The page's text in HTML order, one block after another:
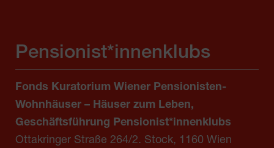
Pensionist*innenklubs
Fonds Kuratorium Wiener Pensionisten-
Wohnhäuser – Häuser zum Leben,
Geschäftsführung Pensionist*innenklubs
Ottakringer Straße 264/2. Stock, 1160 Wien